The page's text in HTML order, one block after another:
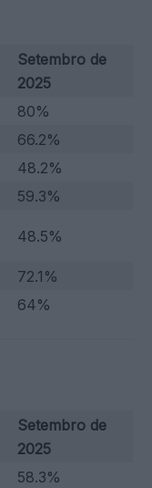
Setembro de
2025
80%
66.2%
48.2%
59.3%
48.5%
72.1%
64%
Setembro de
2025
58.3%